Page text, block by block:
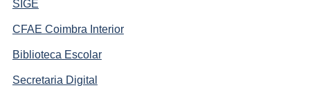
SIGE
CFAE Coimbra Interior
Biblioteca Escolar
Secretaria Digital